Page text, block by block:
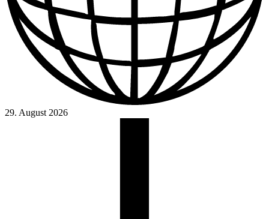
29. August 2026